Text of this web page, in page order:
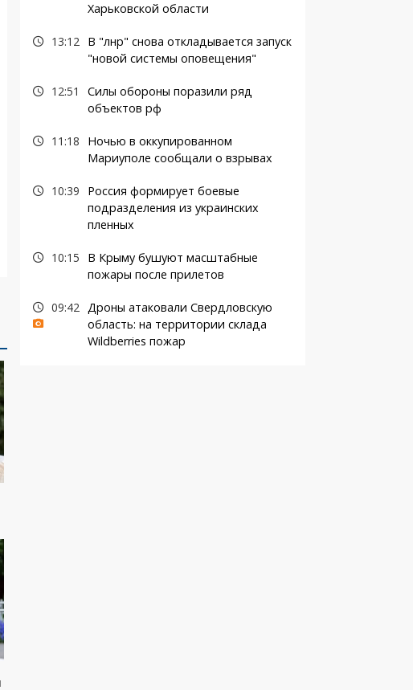
Харьковской области
13:12
В "лнр" снова откладывается запуск
"новой системы оповещения"
12:51
Силы обороны поразили ряд
объектов рф
11:18
Ночью в оккупированном
Мариуполе сообщали о взрывах
10:39
Россия формирует боевые
подразделения из украинских
пленных
10:15
В Крыму бушуют масштабные
пожары после прилетов
09:42 Дроны атаковали Свердловскую
область: на территории склада
Wildberries пожар